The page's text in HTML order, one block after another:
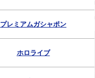
プレミアムガシャポン
ホロライブ